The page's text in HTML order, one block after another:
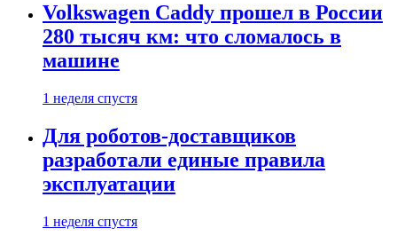
Volkswagen Caddy прошел в России
280 тысяч км: что сломалось в
машине
1 неделя спустя
Для роботов-доставщиков
разработали единые правила
эксплуатации
1 неделя спустя